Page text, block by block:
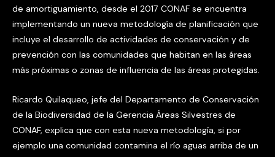
de amortiguamiento, desde el 2017 CONAF se encuentra
implementando un nueva metodología de planificación que
incluye el desarrollo de actividades de conservación y de
prevención con las comunidades que habitan en las áreas
más próximas o zonas de influencia de las áreas protegidas.
Ricardo Quilaqueo, jefe del Departamento de Conservación
de la Biodiversidad de la Gerencia Áreas Silvestres de
CONAF, explica que con esta nueva metodología, si por
ejemplo una comunidad contamina el río aguas arriba de un